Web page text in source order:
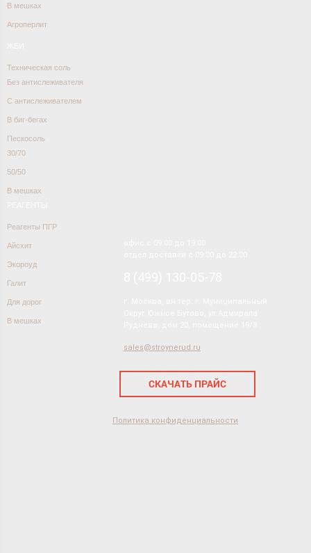
В мешках
Агроперлит
Техническая соль
Без антислеживателя
С антислеживателем
В биг-бегах
Пескосоль
30/70
50/50
В мешках
Реагенты ПГР
Айсхит
Экороуд
Галит
Для дорог
В мешках
sales@stroynerud.ru
СКАЧАТЬ ПРАЙС
Политика конфиденциальности